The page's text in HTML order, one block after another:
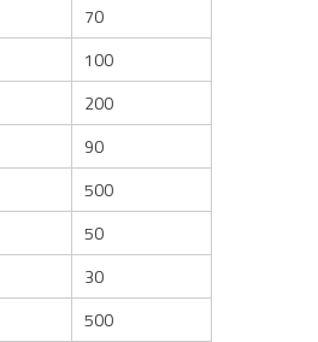
70
100
200
90
500
50
30
500